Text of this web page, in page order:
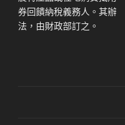
券回饋納稅義務人。其辦
法，由財政部訂之。